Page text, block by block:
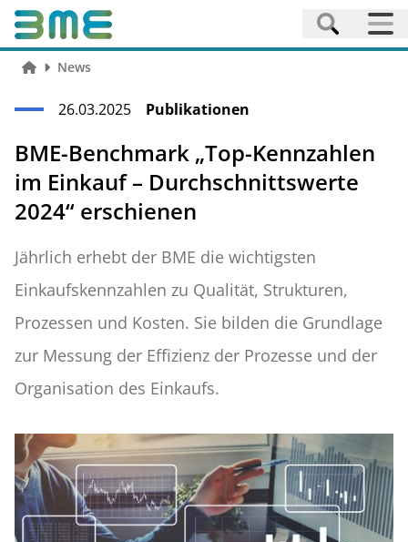
News
26.03.2025 Publikationen
BME-Benchmark „Top-Kennzahlen
im Einkauf – Durchschnittswerte
2024“ erschienen
Jährlich erhebt der BME die wichtigsten
Einkaufskennzahlen zu Qualität, Strukturen,
Prozessen und Kosten. Sie bilden die Grundlage
zur Messung der Effizienz der Prozesse und der
Organisation des Einkaufs.